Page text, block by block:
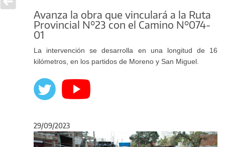
Avanza la obra que vinculará a la Ruta
Provincial N°23 con el Camino N°074-
01
La intervención se desarrolla en una longitud de 16
kilómetros, en los partidos de Moreno y San Miguel.
29/09/2023
Anterior